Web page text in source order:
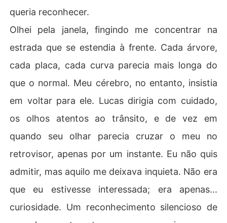
queria reconhecer.
Olhei pela janela, fingindo me concentrar na
estrada que se estendia à frente. Cada árvore,
cada placa, cada curva parecia mais longa do
que o normal. Meu cérebro, no entanto, insistia
em voltar para ele. Lucas dirigia com cuidado,
os olhos atentos ao trânsito, e de vez em
quando seu olhar parecia cruzar o meu no
retrovisor, apenas por um instante. Eu não quis
admitir, mas aquilo me deixava inquieta. Não era
que eu estivesse interessada; era apenas...
curiosidade. Um reconhecimento silencioso de